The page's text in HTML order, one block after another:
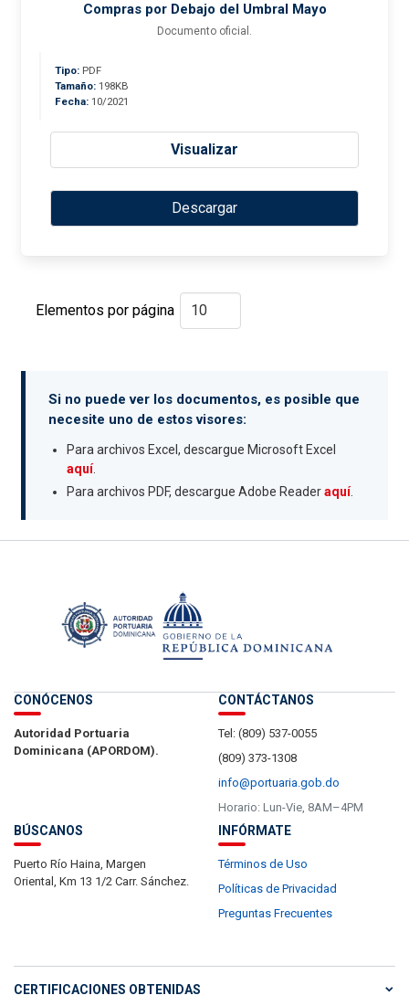
Compras por Debajo del Umbral Mayo
Documento oficial.
Tipo: PDF
Tamaño: 198KB
Fecha: 10/2021
Visualizar
Descargar
Elementos por página
Si no puede ver los documentos, es posible que
necesite uno de estos visores:
Para archivos Excel, descargue Microsoft Excel
aquí.
Para archivos PDF, descargue Adobe Readeraquí.
CONÓCENOS
Autoridad Portuaria
Dominicana (APORDOM).
CONTÁCTANOS
Tel: (809) 537-0055
(809) 373-1308
info@portuaria.gob.do
Horario: Lun-Vie, 8AM–4PM
BÚSCANOS
Puerto Río Haina, Margen
Oriental, Km 13 1/2 Carr. Sánchez.
INFÓRMATE
Términos de Uso
Políticas de Privacidad
Preguntas Frecuentes
CERTIFICACIONES OBTENIDAS